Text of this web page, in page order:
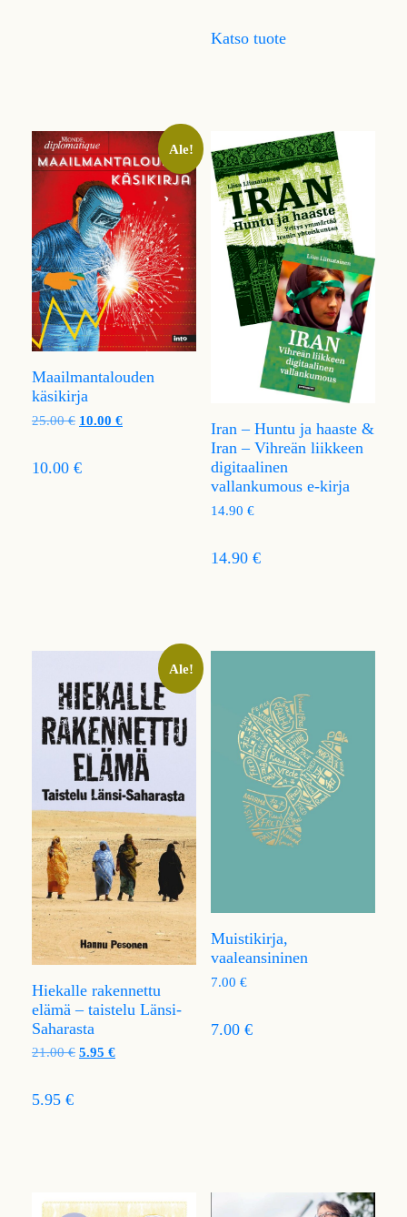
Katso tuote
Ale!
Maailmantalouden
käsikirja
25.00€ 10.00 €
10.00 €
Iran – Huntu ja haaste &
Iran – Vihreän liikkeen
digitaalinen
vallankumous e-kirja
14.90 €
14.90 €
Ale!
Hiekalle rakennettu
elämä – taistelu Länsi-
Saharasta
21.00€ 5.95 €
5.95 €
Muistikirja,
vaaleansininen
7.00 €
7.00 €